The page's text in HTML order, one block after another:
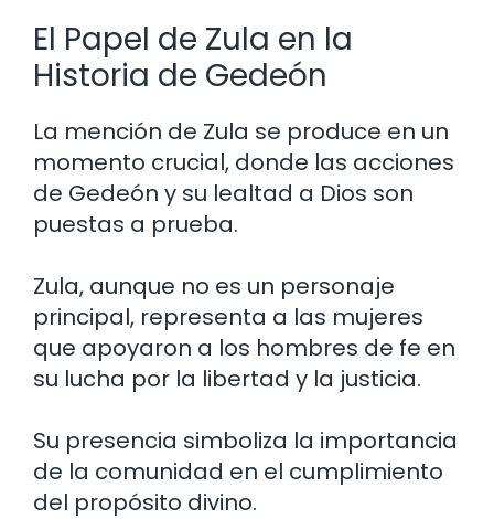
El Papel de Zula en la
Historia de Gedeón
La mención de Zula se produce en un
momento crucial, donde las acciones
de Gedeón y su lealtad a Dios son
puestas a prueba.
Zula, aunque no es un personaje
principal, representa a las mujeres
que apoyaron a los hombres de fe en
su lucha por la libertad y la justicia.
Su presencia simboliza la importancia
de la comunidad en el cumplimiento
del propósito divino.